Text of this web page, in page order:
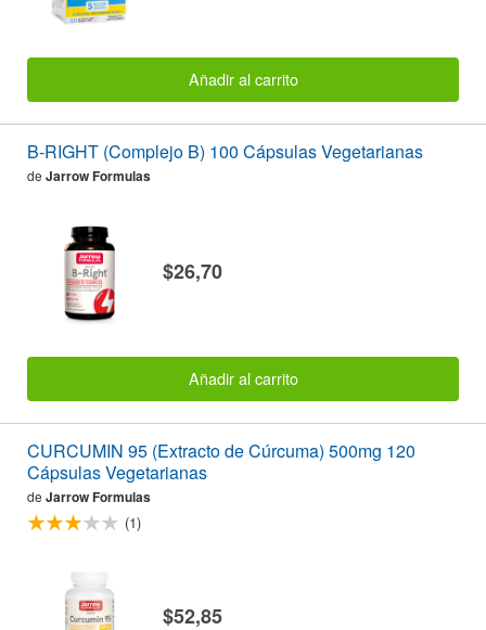
Añadir al carrito
B-RIGHT (Complejo B) 100 Cápsulas Vegetarianas
de Jarrow Formulas
$26,70
Añadir al carrito
CURCUMIN 95 (Extracto de Cúrcuma) 500mg 120
Cápsulas Vegetarianas
de Jarrow Formulas
(1)
$52,85